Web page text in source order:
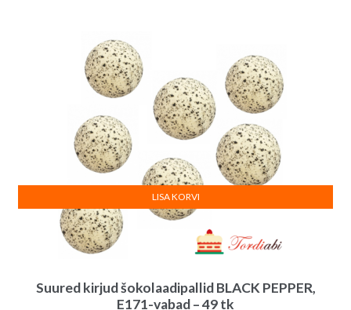
Suured kirjud šokolaadipallid BLACK PEPPER,
E171-vabad – 49 tk
LISA KORVI